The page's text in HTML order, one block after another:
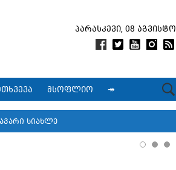
პარასკევი, 08 აგვისტო
მსოფლიო ↠
სიახლე